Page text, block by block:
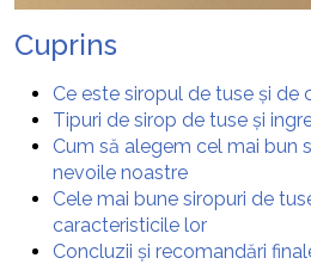
Cuprins
Ce este siropul de tuse și de
Tipuri de sirop de tuse și
Cum să alegem cel mai bun
nevoile noastre
Cele mai bune siropuri de
caracteristicile lor
Concluzii și recomandări